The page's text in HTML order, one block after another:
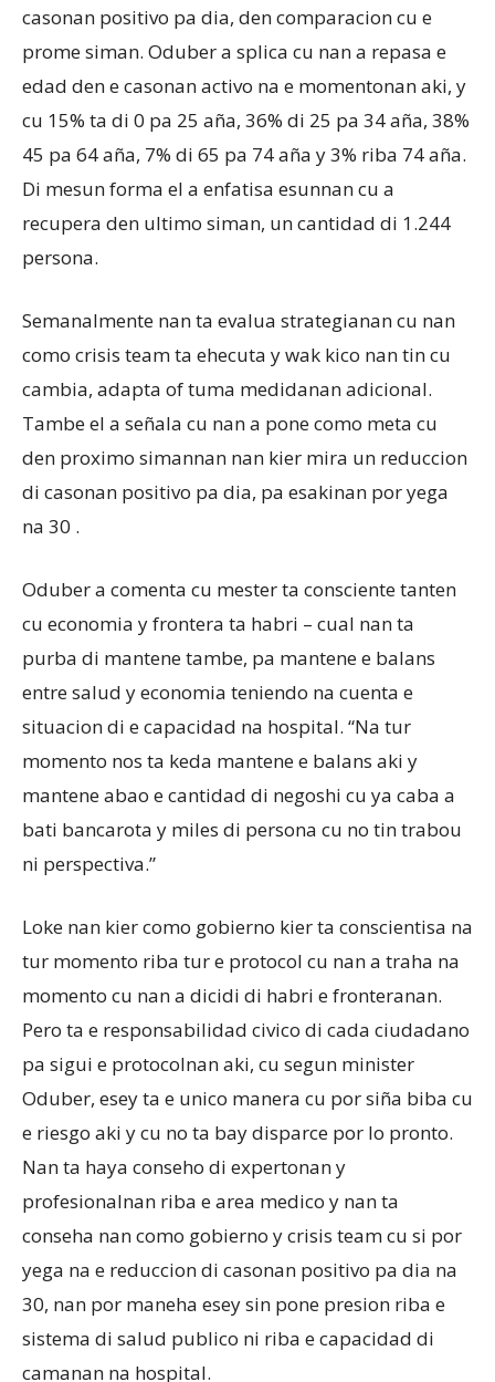
casonan positivo pa dia, den comparacion cu e
prome siman. Oduber a splica cu nan a repasa e
edad den e casonan activo na e momentonan aki, y
cu 15% ta di 0 pa 25 aña, 36% di 25 pa 34 aña, 38%
45 pa 64 aña, 7% di 65 pa 74 aña y 3% riba 74 aña.
Di mesun forma el a enfatisa esunnan cu a
recupera den ultimo siman, un cantidad di 1.244
persona.
Semanalmente nan ta evalua strategianan cu nan
como crisis team ta ehecuta y wak kico nan tin cu
cambia, adapta of tuma medidanan adicional.
Tambe el a señala cu nan a pone como meta cu
den proximo simannan nan kier mira un reduccion
di casonan positivo pa dia, pa esakinan por yega
na 30 .
Oduber a comenta cu mester ta consciente tanten
cu economia y frontera ta habri – cual nan ta
purba di mantene tambe, pa mantene e balans
entre salud y economia teniendo na cuenta e
situacion di e capacidad na hospital. “Na tur
momento nos ta keda mantene e balans aki y
mantene abao e cantidad di negoshi cu ya caba a
bati bancarota y miles di persona cu no tin trabou
ni perspectiva.”
Loke nan kier como gobierno kier ta conscientisa na
tur momento riba tur e protocol cu nan a traha na
momento cu nan a dicidi di habri e fronteranan.
Pero ta e responsabilidad civico di cada ciudadano
pa sigui e protocolnan aki, cu segun minister
Oduber, esey ta e unico manera cu por siña biba cu
e riesgo aki y cu no ta bay disparce por lo pronto.
Nan ta haya conseho di expertonan y
profesionalnan riba e area medico y nan ta
conseha nan como gobierno y crisis team cu si por
yega na e reduccion di casonan positivo pa dia na
30, nan por maneha esey sin pone presion riba e
sistema di salud publico ni riba e capacidad di
camanan na hospital.